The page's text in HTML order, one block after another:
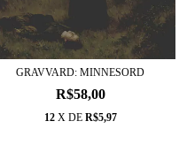
GRAVVARD: MINNESORD
R$58,00
12 X DE R$5,97